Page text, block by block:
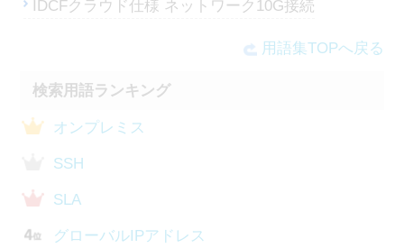
IDCFクラウド仕様 ネットワーク10G接続
用語集TOPへ戻る
検索用語ランキング
オンプレミス
SSH
SLA
グローバルIPアドレス